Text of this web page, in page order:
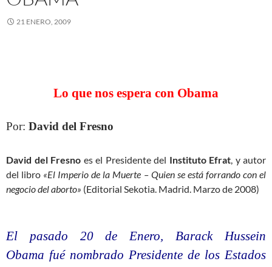
21 ENERO, 2009
Lo que nos espera con Obama
Por: David del Fresno
David del Fresno es el Presidente del Instituto Efrat, y autor
del libro «El Imperio de la Muerte – Quien se está forrando con el
negocio del aborto» (Editorial Sekotia. Madrid. Marzo de 2008)
El pasado 20 de Enero, Barack Hussein
Obama fué nombrado Presidente de los Estados